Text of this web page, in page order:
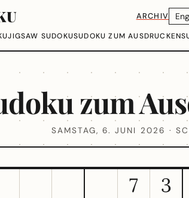
ARCHIV
JIGSAW SUDOKUSUDOKU ZUM AUSDRUCKEN
zum
SAMSTAG, 6. JUNI 2026 ·
7 3